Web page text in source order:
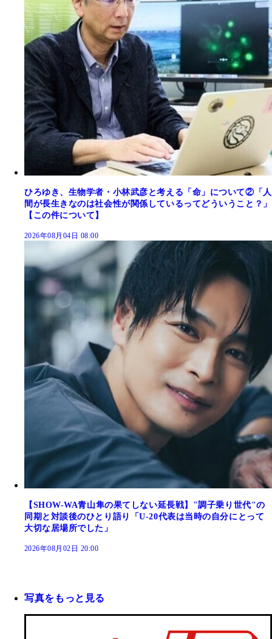
ひろゆき、生物学者・小林武彦と考える「命」について②「人
間が長生きなのは社会性が関係しているってどういうこと？」
【この件について】
2026年08月04日 08:00
【SHOW-WA青山隼の果てしない延長戦】"調子乗り世代"の
同期と対談後のひとり語り「U-20代表は当時の自分にとって
大切な居場所でした」
2026年08月02日 20:00
写真をもっと見る